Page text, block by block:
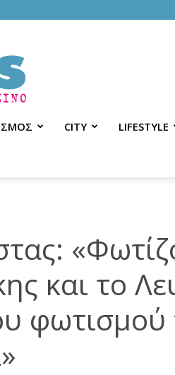
CITY LIFESTYLE
και το
φωτισμού